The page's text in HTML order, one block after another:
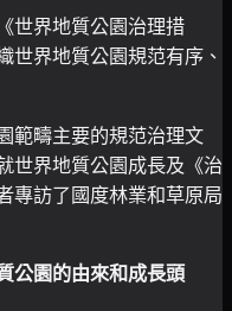
世界地質公園治理措
世界地質公園規范有序、
範疇主要的規范治理文
世界地質公園成長及《治
專訪了國度林業和草原局
公園的由來和成長頭